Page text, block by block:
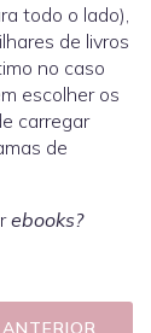
todo o lado),
de livros
no caso
escolher os
carregar
de
ebooks?
ANTERIOR